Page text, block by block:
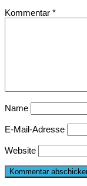
Kommentar *
Name
E-Mail-Adresse
Website